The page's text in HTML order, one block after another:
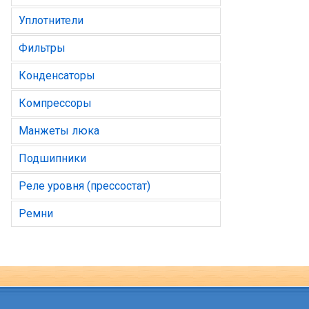
Уплотнители
Фильтры
Конденсаторы
Компрессоры
Манжеты люка
Подшипники
Реле уровня (прессостат)
Ремни